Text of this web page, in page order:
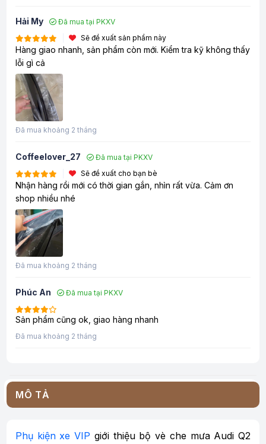
MÔ TẢ
Phụ kiện xe VIP giới thiệu bộ vè che mưa Audi Q2
Hải My
Đã mua tại PKXV
Sẽ đề xuất sản phẩm này
Hàng giao nhanh, sản phẩm còn mới. Kiểm tra kỹ không thấy
lỗi gì cả
Đã mua khoảng 2 tháng
Coffeelover_27
Đã mua tại PKXV
Sẽ đề xuất cho bạn bè
Nhận hàng rồi mới có thời gian gắn, nhìn rất vừa. Cảm ơn
shop nhiều nhé
Đã mua khoảng 2 tháng
Phúc An Đã mua tại PKXV
Sản phẩm cũng ok, giao hàng nhanh
Đã mua khoảng 2 tháng